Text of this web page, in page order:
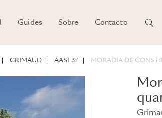
Guides Sobre Contacto
GRIMAUD AASF37 MORADIA DE